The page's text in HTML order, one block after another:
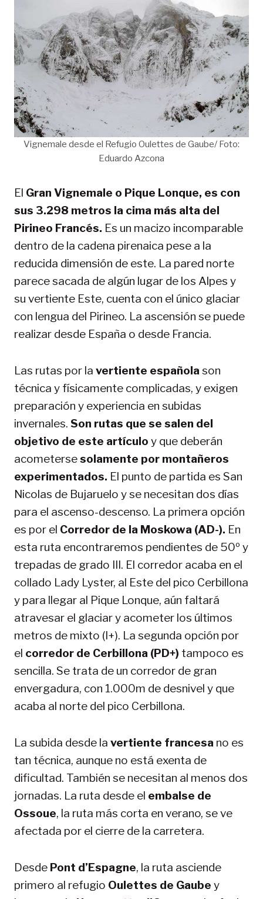
Vignemale desde el Refugio Oulettes de Gaube/ Foto:
Eduardo Azcona
El Gran Vignemale o Pique Lonque, es con
sus 3.298 metros la cima más alta del
Pirineo Francés. Es un macizo incomparable
dentro de la cadena pirenaica pese a la
reducida dimensión de este. La pared norte
parece sacada de algún lugar de los Alpes y
su vertiente Este, cuenta con el único glaciar
con lengua del Pirineo. La ascensión se puede
realizar desde España o desde Francia.
Las rutas por la vertiente española son
técnica y físicamente complicadas, y exigen
preparación y experiencia en subidas
invernales. Son rutas que se salen del
objetivo de este artículo y que deberán
acometersesolamente por montañeros
experimentados. El punto de partida es San
Nicolas de Bujaruelo y se necesitan dos días
para el ascenso-descenso. La primera opción
es por el Corredor de la Moskowa (AD-). En
esta ruta encontraremos pendientes de 50º y
trepadas de grado III. El corredor acaba en el
collado Lady Lyster, al Este del pico Cerbillona
y para llegar al Pique Lonque, aún faltará
atravesar el glaciar y acometer los últimos
metros de mixto (I+). La segunda opción por
el corredor de Cerbillona (PD+) tampoco es
sencilla. Se trata de un corredor de gran
envergadura, con 1.000m de desnivel y que
acaba al norte del pico Cerbillona.
La subida desde la vertiente francesa no es
tan técnica, aunque no está exenta de
dificultad. También se necesitan al menos dos
jornadas. La ruta desde el embalse de
Ossoue, la ruta más corta en verano, se ve
afectada por el cierre de la carretera.
Desde Pont d’Espagne, la ruta asciende
primero al refugio Oulettes de Gaube y